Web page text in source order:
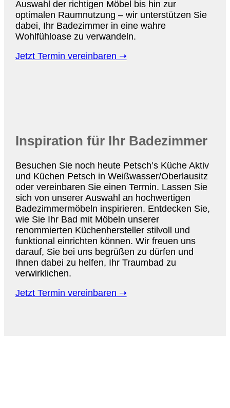
Auswahl der richtigen Möbel bis hin zur
optimalen Raumnutzung – wir unterstützen Sie
dabei, Ihr Badezimmer in eine wahre
Wohlfühloase zu verwandeln.
Jetzt Termin vereinbaren ➝
Inspiration für Ihr Badezimmer
Besuchen Sie noch heute Petsch’s Küche Aktiv
und Küchen Petsch in Weißwasser/Oberlausitz
oder vereinbaren Sie einen Termin. Lassen Sie
sich von unserer Auswahl an hochwertigen
Badezimmermöbeln inspirieren. Entdecken Sie,
wie Sie Ihr Bad mit Möbeln unserer
renommierten Küchenhersteller stilvoll und
funktional einrichten können. Wir freuen uns
darauf, Sie bei uns begrüßen zu dürfen und
Ihnen dabei zu helfen, Ihr Traumbad zu
verwirklichen.
Jetzt Termin vereinbaren ➝